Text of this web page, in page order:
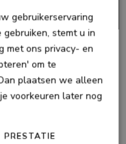
gebruikerservaring
stemt u in
met ons privacy- en
om te
plaatsen we alleen
voorkeuren later nog
PRESTATIE